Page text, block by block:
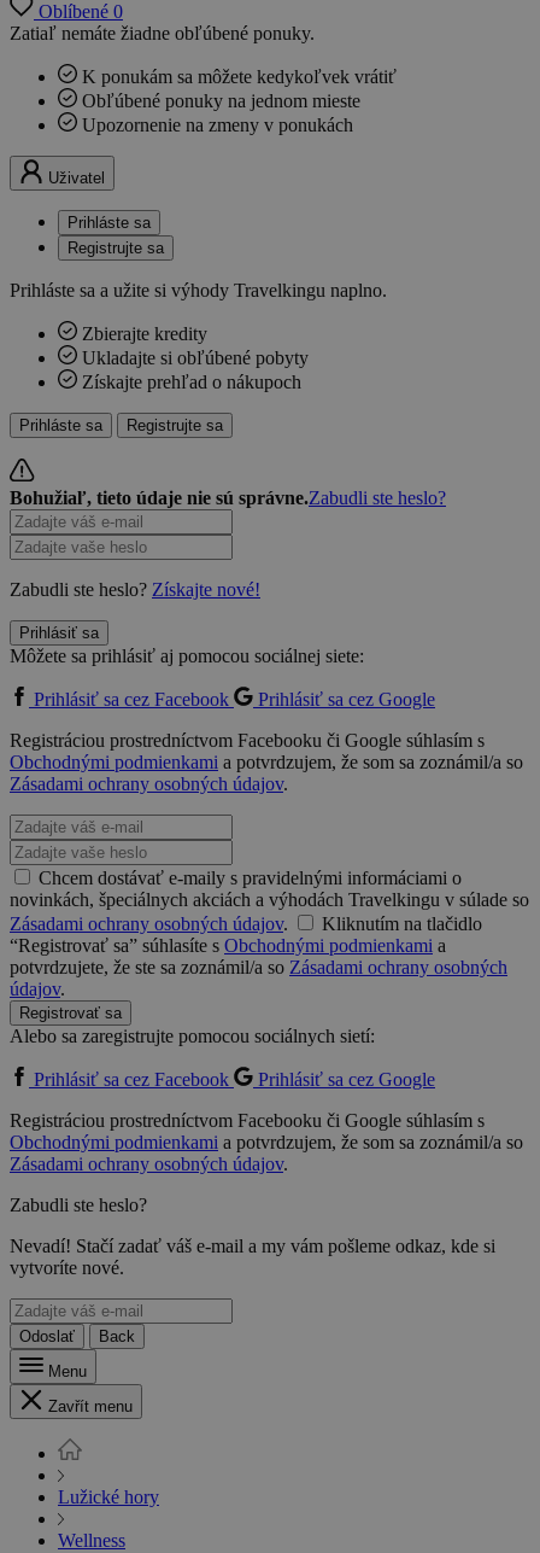
Oblíbené 0
Zatiaľ nemáte žiadne obľúbené ponuky.
K ponukám sa môžete kedykoľvek vrátiť
Obľúbené ponuky na jednom mieste
Upozornenie na zmeny v ponukách
Uživatel
Prihláste sa
Registrujte sa
Prihláste sa a užite si výhody Travelkingu naplno.
Zbierajte kredity
Ukladajte si obľúbené pobyty
Získajte prehľad o nákupoch
Prihláste sa Registrujte sa
Bohužiaľ, tieto údaje nie sú správne.Zabudli ste heslo?
Zabudli ste heslo? Získajte nové!
Prihlásiť sa
Môžete sa prihlásiť aj pomocou sociálnej siete:
Prihlásiť sa cez Facebook
Prihlásiť sa cez Google
Registráciou prostredníctvom Facebooku či Google súhlasím s
Obchodnými podmienkami a potvrdzujem, že som sa zoznámil/a so
Zásadami ochrany osobných údajov.
Chcem dostávať e-maily s pravidelnými informáciami o
novinkách, špeciálnych akciách a výhodách Travelkingu v súlade so
Zásadami ochrany osobných údajov.
Kliknutím na tlačidlo
“Registrovať sa” súhlasíte s Obchodnými podmienkami a
potvrdzujete, že ste sa zoznámil/a so Zásadami ochrany osobných
údajov.
Registrovať sa
Alebo sa zaregistrujte pomocou sociálnych sietí:
Prihlásiť sa cez Facebook
Prihlásiť sa cez Google
Registráciou prostredníctvom Facebooku či Google súhlasím s
Obchodnými podmienkami a potvrdzujem, že som sa zoznámil/a so
Zásadami ochrany osobných údajov.
Zabudli ste heslo?
Nevadí! Stačí zadať váš e-mail a my vám pošleme odkaz, kde si
vytvoríte nové.
Odoslať
Back
Menu
Zavřít menu
Lužické hory
Wellness